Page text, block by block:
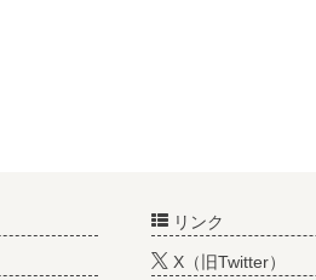
リンク
X（旧Twitter）